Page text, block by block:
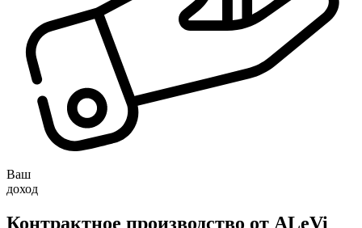
Ваш
доход
Контрактное производство от ALeVi